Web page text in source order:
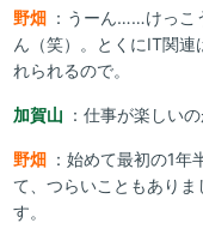
野畑 ：うーん……けっこ
ん（笑）。とくにIT関
れられるので。
加賀山 ：仕事が楽しい
野畑 ：始めて最初の1
て、つらいこともあり
す。